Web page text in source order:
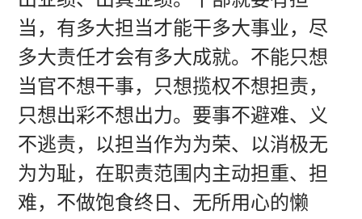
当，有多大担当才能干多大事业，尽
多大责任才会有多大成就。不能只想
当官不想干事，只想揽权不想担责，
只想出彩不想出力。要事不避难、义
不逃责，以担当作为为荣、以消极无
为为耻，在职责范围内主动担重、担
难，不做饱食终日、无所用心的懒